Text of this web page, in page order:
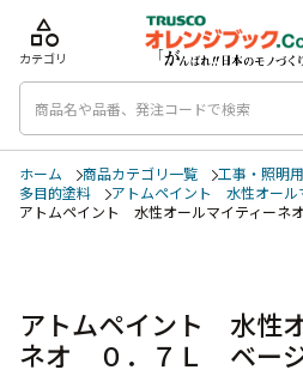
category
カテゴリ
ホーム 商品カテゴリ一覧 工事・照明
多目的塗料
アトムペイント 水性オー
アトムペイント 水性オールマイティー
アトムペイント 水性
ネオ ０．７Ｌ ベー